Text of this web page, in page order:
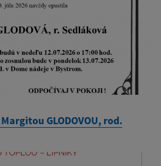
GLODOVOU, rod.